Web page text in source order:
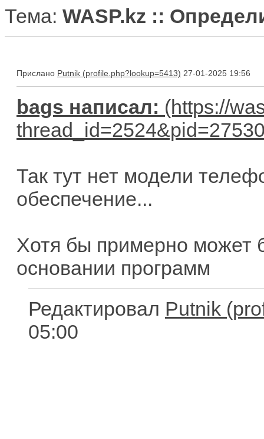
Тема: WASP.kz ::
Прислано Putnik 27-01-2025 19:56
bags написал:
Так тут нет модели
обеспечение...
Хотя бы примерно может
основании программ
Редактировал Putnik
05:00